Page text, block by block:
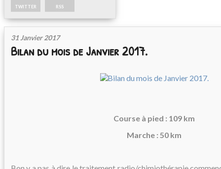
TWITTER RSS
31 Janvier 2017
Bilan du mois de Janvier 2017.
Course à pied : 109 km
Marche : 50 km